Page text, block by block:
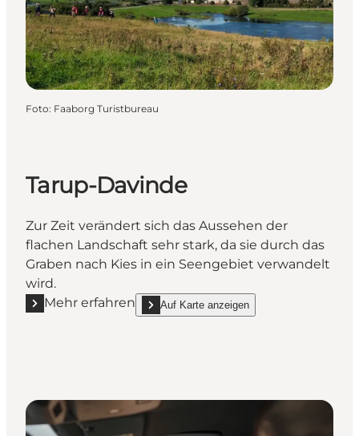
Foto: Faaborg Turistbureau
Tarup-Davinde
Zur Zeit verändert sich das Aussehen der
flachen Landschaft sehr stark, da sie durch das
Graben nach Kies in ein Seengebiet verwandelt
wird.
Mehr erfahren
Mehr erfahren "Tarup-Davinde"
Auf Karte anzeigen
show Tarup-Davinde on_map